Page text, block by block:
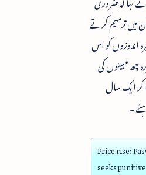
میں ترمیم کرتے
اندوزوں کو اس
چھ مہینوں کی
کر ایک سال
۔
Price rise:
seeks punitive